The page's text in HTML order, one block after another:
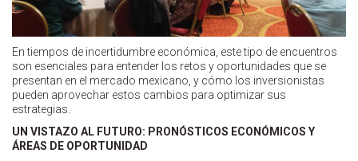
En tiempos de incertidumbre económica, este tipo de encuentros
son esenciales para entender los retos y oportunidades que se
presentan en el mercado mexicano, y cómo los inversionistas
pueden aprovechar estos cambios para optimizar sus
estrategias.
UN VISTAZO AL FUTURO: PRONÓSTICOS ECONÓMICOS Y
ÁREAS DE OPORTUNIDAD